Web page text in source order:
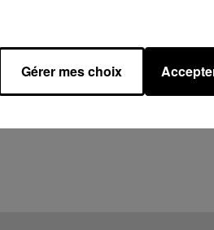
Gérer mes choix